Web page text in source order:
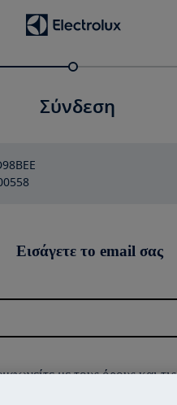
Σύνδεση
Εισάγετε το email σας
με τουςόρους και τις